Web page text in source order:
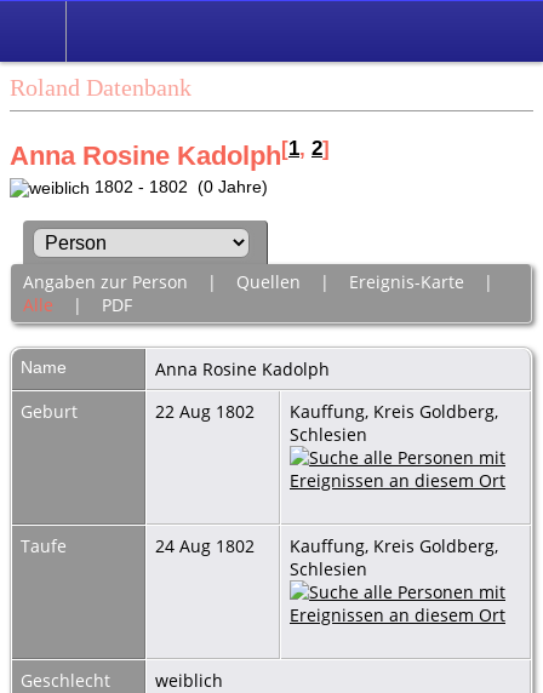
Roland Datenbank
Anna Rosine Kadolph[1, 2]
1802 - 1802 (0 Jahre)
Angaben zur Person | Quellen | Ereignis-Karte |
Alle | PDF
Name Anna Rosine Kadolph
Geburt
22 Aug 1802
Kauffung, Kreis Goldberg,
Schlesien
Taufe 24 Aug 1802
Kauffung, Kreis Goldberg,
Schlesien
Geschlecht
weiblich